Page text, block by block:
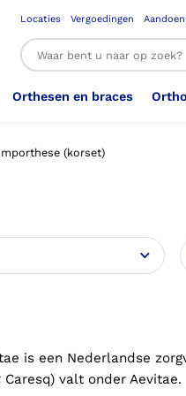
Locaties Vergoedingen
3D
Orthesen en braces
Been
Hoofd
Hand
(korset)
is een Nederlandse
Caresq) valt onder Aevitae.